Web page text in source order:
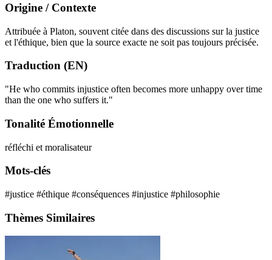
Origine / Contexte
Attribuée à Platon, souvent citée dans des discussions sur la justice
et l'éthique, bien que la source exacte ne soit pas toujours précisée.
Traduction (EN)
"He who commits injustice often becomes more unhappy over time
than the one who suffers it."
Tonalité Émotionnelle
réfléchi et moralisateur
Mots-clés
#justice #éthique #conséquences #injustice #philosophie
Thèmes Similaires